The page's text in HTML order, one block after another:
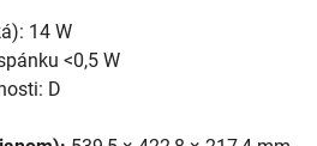
14 W
<0,5 W
D